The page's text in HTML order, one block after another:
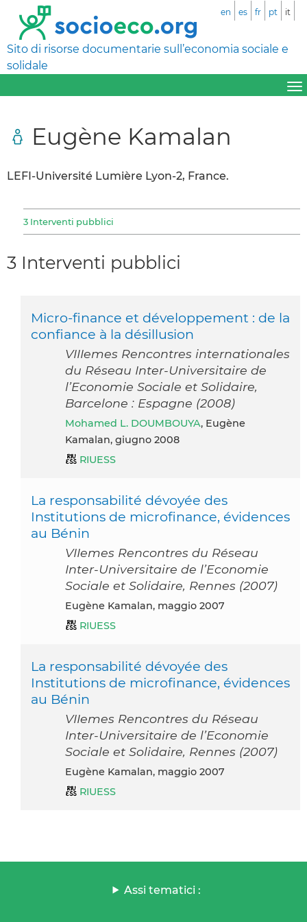
Sito di risorse documentarie sull’economia sociale e
solidale
en es fr pt it
Eugène Kamalan
LEFI-Université Lumière Lyon-2, France.
3 Interventi pubblici
3 Interventi pubblici
Micro-finance et développement : de la
confiance à la désillusion
VIIIemes Rencontres internationales
du Réseau Inter-Universitaire de
l’Economie Sociale et Solidaire,
Barcelone : Espagne (2008)
Mohamed L. DOUMBOUYA, Eugène
Kamalan, giugno 2008
RIUESS
La responsabilité dévoyée des
Institutions de microfinance, évidences
au Bénin
VIIemes Rencontres du Réseau
Inter-Universitaire de l’Economie
Sociale et Solidaire, Rennes (2007)
Eugène Kamalan, maggio 2007
RIUESS
La responsabilité dévoyée des
Institutions de microfinance, évidences
au Bénin
VIIemes Rencontres du Réseau
Inter-Universitaire de l’Economie
Sociale et Solidaire, Rennes (2007)
Eugène Kamalan, maggio 2007
RIUESS
Assi tematici :